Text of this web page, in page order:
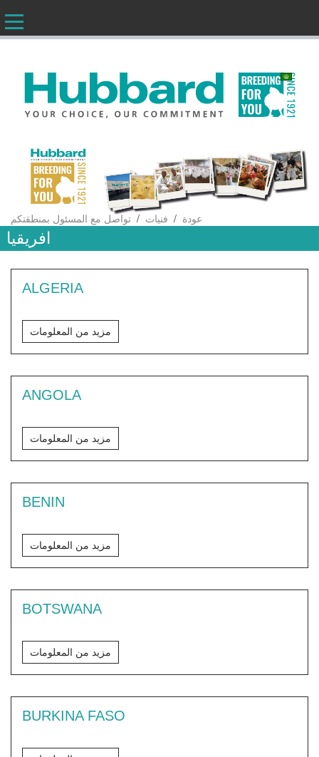
AR
عودة / فنيات / تواصل مع المسئول بمنطقتكم
افريقيا
ALGERIA
مزيد من المعلومات
ANGOLA
مزيد من المعلومات
BENIN
مزيد من المعلومات
BOTSWANA
مزيد من المعلومات
BURKINA FASO